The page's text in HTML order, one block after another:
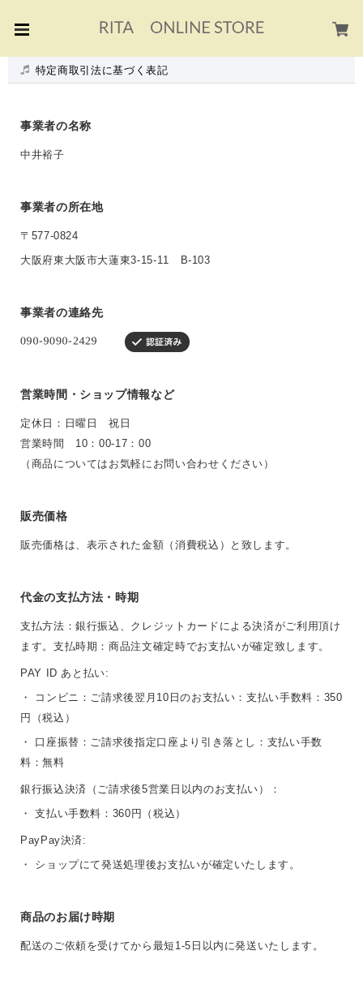
特定商取引法に基づく表記
事業者の名称
中井裕子
事業者の所在地
〒577-0824
大阪府東大阪市大蓮東3-15-11 B-103
事業者の連絡先
営業時間・ショップ情報など
定休日：日曜日 祝日
営業時間 10：00-17：00
（商品についてはお気軽にお問い合わせください）
販売価格
販売価格は、表示された金額（消費税込）と致します。
代金の支払方法・時期
支払方法：銀行振込、クレジットカードによる決済がご利用頂け
ます。支払時期：商品注文確定時でお支払いが確定致します。
PAY ID あと払い:
・ コンビニ：ご請求後翌月10日のお支払い：支払い手数料：350
円（税込）
・ 口座振替：ご請求後指定口座より引き落とし：支払い手数
料：無料
銀行振込決済（ご請求後5営業日以内のお支払い）：
・ 支払い手数料：360円（税込）
PayPay決済:
・ ショップにて発送処理後お支払いが確定いたします。
商品のお届け時期
配送のご依頼を受けてから最短1-5日以内に発送いたします。